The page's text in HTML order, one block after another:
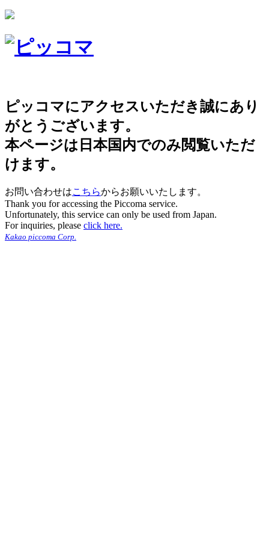
ピッコマにアクセスいただき誠にあり
がとうございます。
本ページは日本国内でのみ閲覧いただ
けます。
お問い合わせはこちらからお願いいたします。
Thank you for accessing the Piccoma service.
Unfortunately, this service can only be used from Japan.
For inquiries, please click here.
Kakao piccoma Corp.